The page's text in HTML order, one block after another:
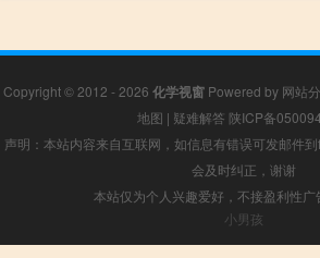
Copyright © 2012 - 2026 化学视窗 Powered by 网站
地图 | 疑难解答 陕ICP备
声明：本站内容来自互联网，如信息有错误可发邮件
会及时纠正，谢谢
本站仅为个人兴趣爱好，不接盈利性广
小男孩